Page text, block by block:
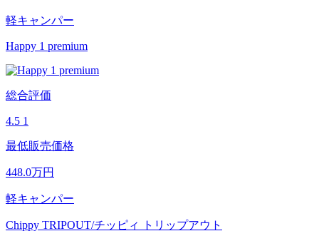
軽キャンパー
Happy 1 premium
総合評価
4.5 1
最低販売価格
448.0万円
軽キャンパー
Chippy TRIPOUT/チッピィ トリップアウト